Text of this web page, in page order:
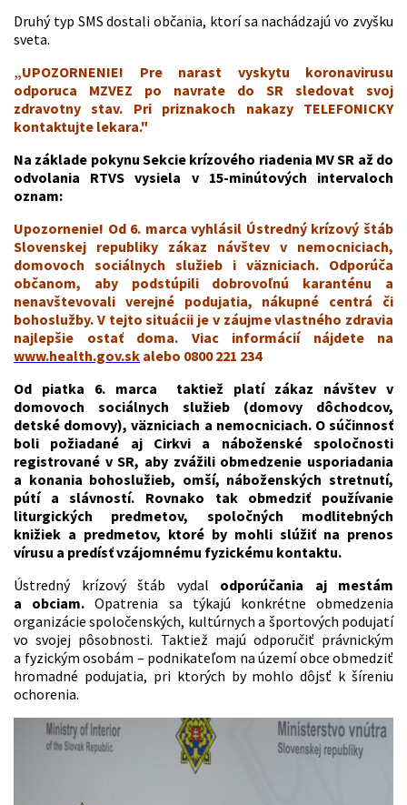
Druhý typ SMS dostali občania, ktorí sa nachádzajú vo zvyšku
sveta.
„UPOZORNENIE! Pre narast vyskytu koronavirusu
odporuca MZVEZ po navrate do SR sledovat svoj
zdravotny stav. Pri priznakoch nakazy TELEFONICKY
kontaktujte lekara."
Na základe pokynu Sekcie krízového riadenia MV SR až do
odvolania RTVS vysiela v 15-minútových intervaloch
oznam:
Upozornenie! Od 6. marca vyhlásil Ústredný krízový štáb
Slovenskej republiky zákaz návštev v nemocniciach,
domovoch sociálnych služieb i väzniciach. Odporúča
občanom, aby podstúpili dobrovoľnú karanténu a
nenavštevovali verejné podujatia, nákupné centrá či
bohoslužby. V tejto situácii je v záujme vlastného zdravia
najlepšie ostať doma. Viac informácií nájdete na
www.health.gov.sk alebo 0800 221 234
Od piatka 6. marca taktiež platí zákaz návštev v
domovoch sociálnych služieb (domovy dôchodcov,
detské domovy), väzniciach a nemocniciach. O súčinnosť
boli požiadané aj Cirkvi a náboženské spoločnosti
registrované v SR, aby zvážili obmedzenie usporiadania
a konania bohoslužieb, omší, náboženských stretnutí,
pútí a slávností. Rovnako tak obmedziť používanie
liturgických predmetov, spoločných modlitebných
knižiek a predmetov, ktoré by mohli slúžiť na prenos
vírusu a predísť vzájomnému fyzickému kontaktu.
Ústredný krízový štáb vydal odporúčania aj mestám
a obciam. Opatrenia sa týkajú konkrétne obmedzenia
organizácie spoločenských, kultúrnych a športových podujatí
vo svojej pôsobnosti. Taktiež majú odporučiť právnickým
a fyzickým osobám – podnikateľom na území obce obmedziť
hromadné podujatia, pri ktorých by mohlo dôjsť k šíreniu
ochorenia.